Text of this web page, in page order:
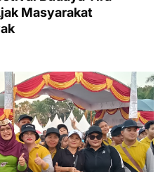
Masyarakat